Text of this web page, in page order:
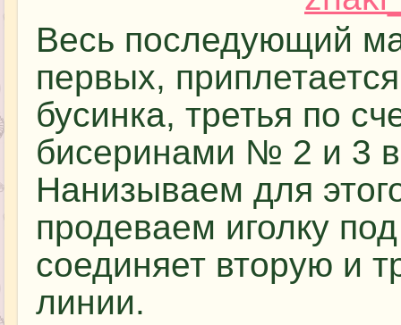
Весь последующий
первых,
бусинка, третья по
бисеринами № 2 и 3
Нанизываем для
продеваем иголку
соединяет вторую и
линии.